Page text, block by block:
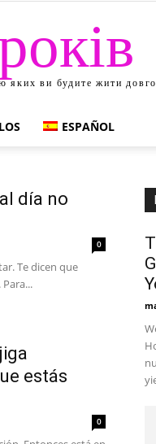
яких ви будите жити довго
ESPAÑOL
día no
0
Te dicen que
estás
0